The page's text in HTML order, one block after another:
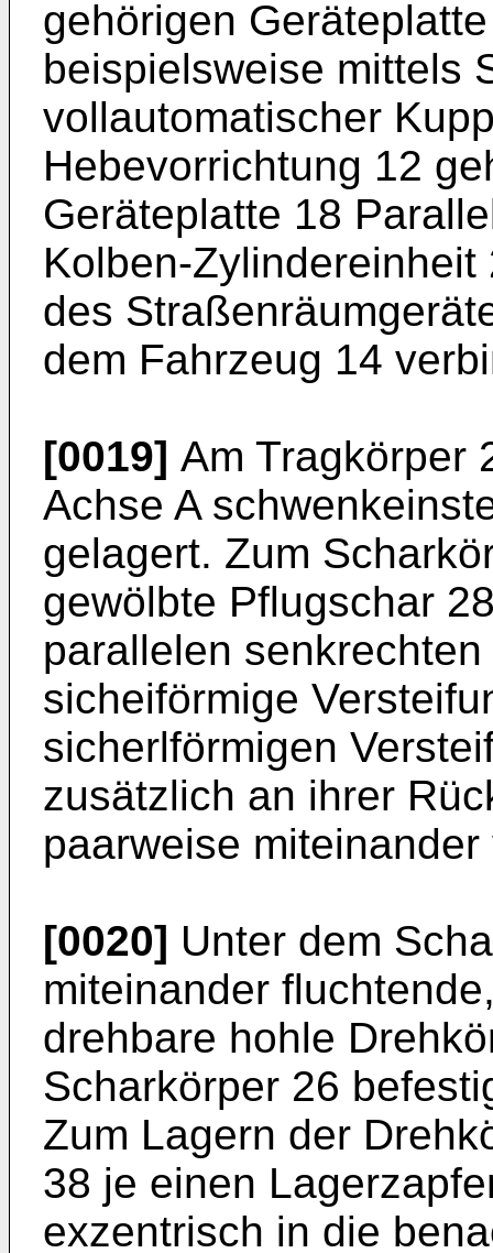
gehörigen
beispielsweise mittels
vollautomatischer
Hebevorrichtung 12
Geräteplatte 18
Kolben-
des
dem Fahrzeug 14
[0019] Am Tragkörper
Achse A
gelagert. Zum
gewölbte Pflugschar
parallelen
sicheiförmige
sicherlförmigen
zusätzlich an ihrer
paarweise
[0020] Unter dem
miteinander
drehbare hohle
Scharkörper 26
Zum Lagern der
38 je einen
exzentrisch in die